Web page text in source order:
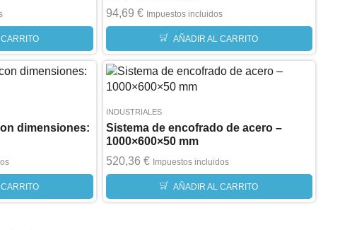
94,69 € Impuestos incluidos
AÑADIR AL CARRITO
dimensiones:
INDUSTRIALES
Sistema de encofrado de acero –
1000×600×50 mm
520,36 € Impuestos incluidos
AÑADIR AL CARRITO